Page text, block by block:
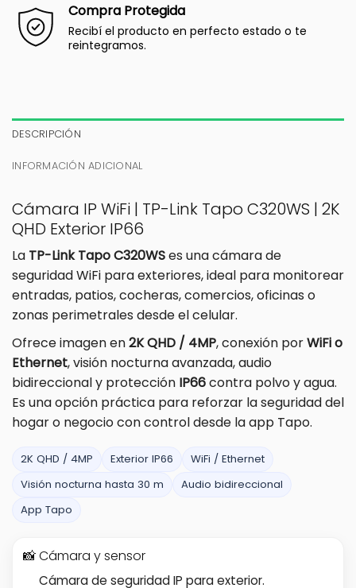
Compra Protegida
Recibí el producto en perfecto estado o te
reintegramos.
DESCRIPCIÓN
INFORMACIÓN ADICIONAL
Cámara IP WiFi | TP-Link Tapo C320WS | 2K
QHD Exterior IP66
La TP-Link Tapo C320WSes una cámara de
seguridad WiFi para exteriores, ideal para monitorear
entradas, patios, cocheras, comercios, oficinas o
zonas perimetrales desde el celular.
Ofrece imagen en2K QHD / 4MP, conexión porWiFi o
Ethernet, visión nocturna avanzada, audio
bidireccional y protección IP66contra polvo y agua.
Es una opción práctica para reforzar la seguridad del
hogar o negocio con control desde la app Tapo.
2K QHD / 4MP Exterior IP66
WiFi / Ethernet
Visión nocturna hasta 30 m
Audio bidireccional
App Tapo
📸 Cámara y sensor
Cámara de seguridad IP para exterior.